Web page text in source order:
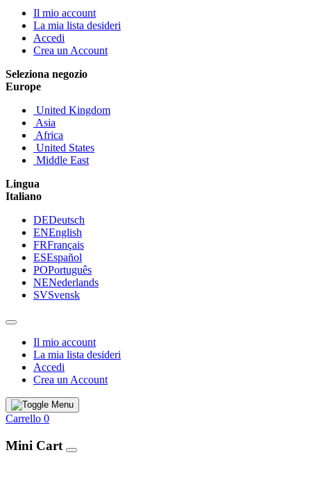
Il mio account
La mia lista desideri
Accedi
Crea un Account
Seleziona negozio
Europe
United Kingdom
Asia
Africa
United States
Middle East
Lingua
Italiano
DEDeutsch
ENEnglish
FRFrançais
ESEspañol
POPortuguês
NENederlands
SVSvensk
Il mio account
La mia lista desideri
Accedi
Crea un Account
Carrello 0
Mini Cart